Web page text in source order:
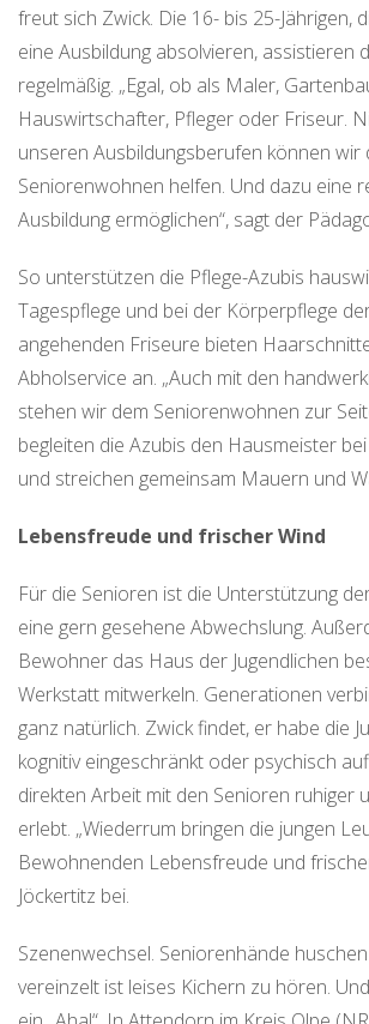
freut sich Zwick. Die 16- bis 25-Jährigen,
eine Ausbildung absolvieren, assistieren
regelmäßig. „Egal, ob als Maler,
Hauswirtschafter, Pfleger oder Friseur.
unseren Ausbildungsberufen können wir
Seniorenwohnen helfen. Und dazu eine
Ausbildung ermöglichen“, sagt der
So unterstützen die Pflege-Azubis
Tagespflege und bei der Körperpflege
angehenden Friseure bieten
Abholservice an. „Auch mit den
stehen wir dem Seniorenwohnen zur
begleiten die Azubis den Hausmeister
und streichen gemeinsam Mauern und
Lebensfreude und frischer Wind
Für die Senioren ist die Unterstützung
eine gern gesehene Abwechslung.
Bewohner das Haus der Jugendlichen
Werkstatt mitwerkeln. Generationen
ganz natürlich. Zwick findet, er habe die
kognitiv eingeschränkt oder psychisch
direkten Arbeit mit den Senioren ruhiger
erlebt. „Wiederrum bringen die jungen
Bewohnenden Lebensfreude und
Jöckertitz bei.
Szenenwechsel. Seniorenhände
vereinzelt ist leises Kichern zu hören.